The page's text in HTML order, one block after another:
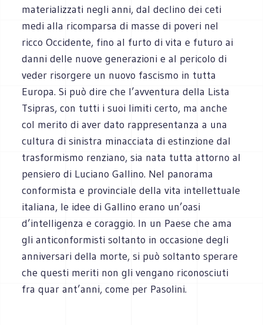
materializzati negli anni, dal declino dei ceti
medi alla ricomparsa di masse di poveri nel
ricco Occidente, fino al furto di vita e futuro ai
danni delle nuove generazioni e al pericolo di
veder risorgere un nuovo fascismo in tutta
Europa. Si può dire che l’avventura della Lista
Tsipras, con tutti i suoi limiti certo, ma anche
col merito di aver dato rappresentanza a una
cultura di sinistra minacciata di estinzione dal
trasformismo renziano, sia nata tutta attorno al
pensiero di Luciano Gallino. Nel panorama
conformista e provinciale della vita intellettuale
italiana, le idee di Gallino erano un’oasi
d’intelligenza e coraggio. In un Paese che ama
gli anticonformisti soltanto in occasione degli
anniversari della morte, si può soltanto sperare
che questi meriti non gli vengano riconosciuti
fra quar ant’anni, come per Pasolini.